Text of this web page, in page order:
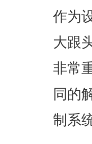
作为
大跟
非常
同的
制系